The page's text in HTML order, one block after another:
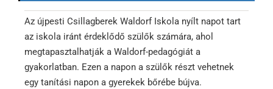
Az újpesti Csillagberek Waldorf Iskola nyílt napot tart
az iskola iránt érdeklődő szülők számára, ahol
megtapasztalhatják a Waldorf-pedagógiát a
gyakorlatban. Ezen a napon a szülők részt vehetnek
egy tanítási napon a gyerekek bőrébe bújva.